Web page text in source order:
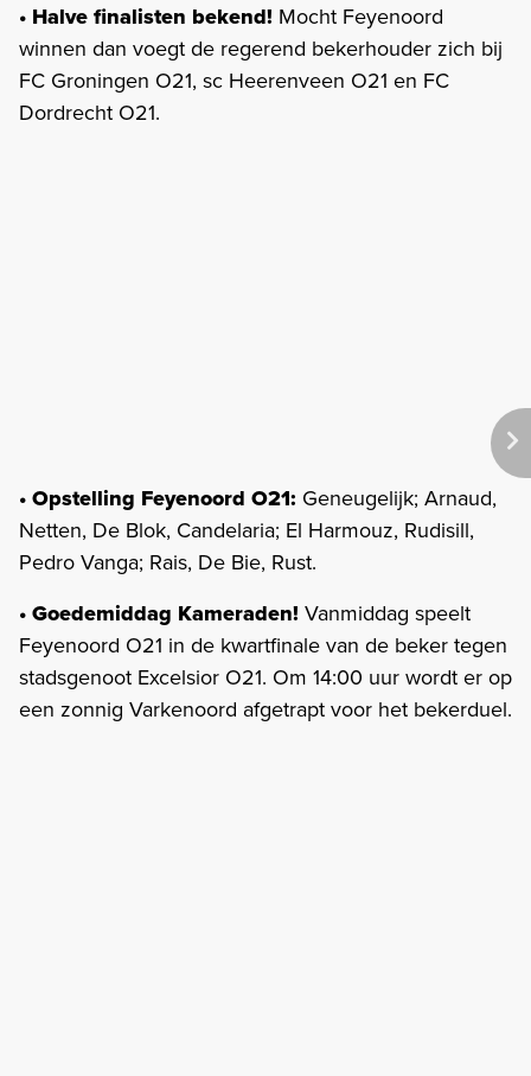
• Halve finalisten bekend! Mocht Feyenoord
winnen dan voegt de regerend bekerhouder zich bij
FC Groningen O21, sc Heerenveen O21 en FC
Dordrecht O21.
• Opstelling Feyenoord O21: Geneugelijk; Arnaud,
Netten, De Blok, Candelaria; El Harmouz, Rudisill,
Pedro Vanga; Rais, De Bie, Rust.
• Goedemiddag Kameraden! Vanmiddag speelt
Feyenoord O21 in de kwartfinale van de beker tegen
stadsgenoot Excelsior O21. Om 14:00 uur wordt er op
een zonnig Varkenoord afgetrapt voor het bekerduel.